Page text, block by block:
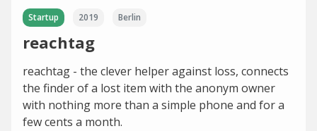
Startup 2019 Berlin
reachtag
reachtag - the clever helper against loss, connects
the finder of a lost item with the anonym owner
with nothing more than a simple phone and for a
few cents a month.